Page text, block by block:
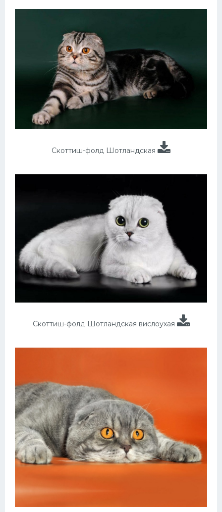
Скоттиш-фолд Шотландская
Скоттиш-фолд Шотландская вислоухая